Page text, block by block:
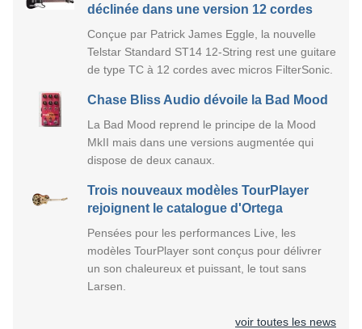
déclinée dans une version 12 cordes
Conçue par Patrick James Eggle, la nouvelle
Telstar Standard ST14 12-String rest une guitare
de type TC à 12 cordes avec micros FilterSonic.
Chase Bliss Audio dévoile la Bad Mood
La Bad Mood reprend le principe de la Mood
MkII mais dans une versions augmentée qui
dispose de deux canaux.
Trois nouveaux modèles TourPlayer
rejoignent le catalogue d'Ortega
Pensées pour les performances Live, les
modèles TourPlayer sont conçus pour délivrer
un son chaleureux et puissant, le tout sans
Larsen.
voir toutes les news